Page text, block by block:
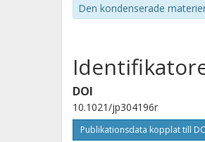
Den kondenserade
DOI
10.1021/jp304196r
Publikationsdata kopplat till